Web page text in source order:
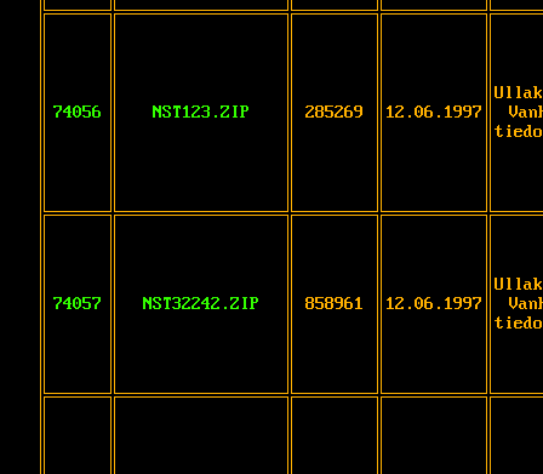
74056 NST123.ZIP 285269 12.06.1997
74057 NST32242.ZIP 858961 12.06.1997